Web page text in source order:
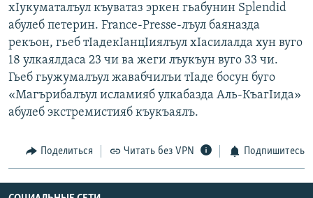
Все сайты РСЕ/РС
хIукуматалъул къуватаз эркен гьабунин Splendid
абулеб петерин. France-Presse-лъул баяназда
рекъон, гьеб тIадекIанцIиялъул хIасилалда хун вуго
18 улкаялдаса 23 чи ва жеги лъукъун вуго 33 чи.
Гьеб гьужумалъул жавабчилъи тIаде босун буго
«Магърибалъул исламияб улкабазда Аль-КъагIида»
абулеб экстремистияб къукъаялъ.
Поделиться Читать без VPN Подпишитесь